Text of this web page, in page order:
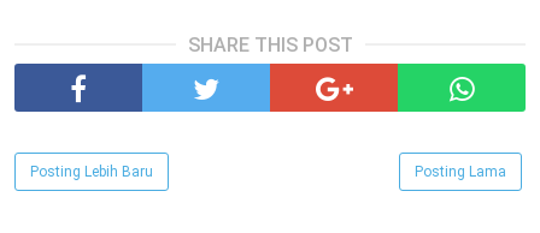
SHARE THIS POST
Posting Lebih Baru Posting Lama